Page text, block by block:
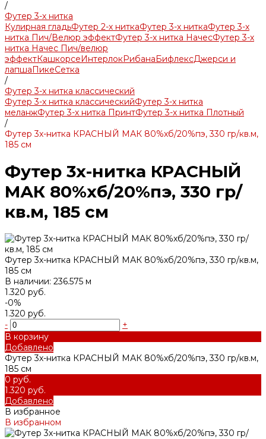
/
Футер 3-х нитка
Кулирная гладьФутер 2-х ниткаФутер 3-х ниткаФутер 3-х
нитка Пич/Велюр эффектФутер 3-х нитка НачесФутер 3-х
нитка Начес Пич/велюр
эффектКашкорсеИнтерлокРибанаБифлексДжерси и
лапшаПикеСетка
/
Футер 3-х нитка классический
Футер 3-х нитка классическийФутер 3-х нитка
меланжФутер 3-х нитка ПринтФутер 3-х нитка Плотный
/
Футер 3х-нитка КРАСНЫЙ МАК 80%хб/20%пэ, 330 гр/кв.м,
185 см
Футер 3х-нитка КРАСНЫЙ
МАК 80%хб/20%пэ, 330 гр/
кв.м, 185 см
Футер 3х-нитка КРАСНЫЙ МАК 80%хб/20%пэ, 330 гр/кв.м,
185 см
В наличии: 236.575 м
1.320 руб.
-0%
1.320 руб.
-
+
В корзину
Добавлено
Футер 3х-нитка КРАСНЫЙ МАК 80%хб/20%пэ, 330 гр/кв.м,
185 см
0 руб.
1.320 руб.
Добавлено
В избранное
В избранном